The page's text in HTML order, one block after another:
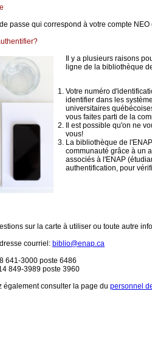
passe qui correspond à votre compte
Il y a plusieurs raisons
ligne de la bibliothèque
Votre numéro
identifier dans les
universitaires
vous faites parti de la
Il est possible qu'on ne
vous!
La bibliothèque de
communauté grâce à un
associés à l'ENAP
authentification, pour
sur la carte à utiliser ou toute autre
courriel: biblio@enap.ca
641-3000 poste 6486
849-3989 poste 3960
également consulter la page du personnel